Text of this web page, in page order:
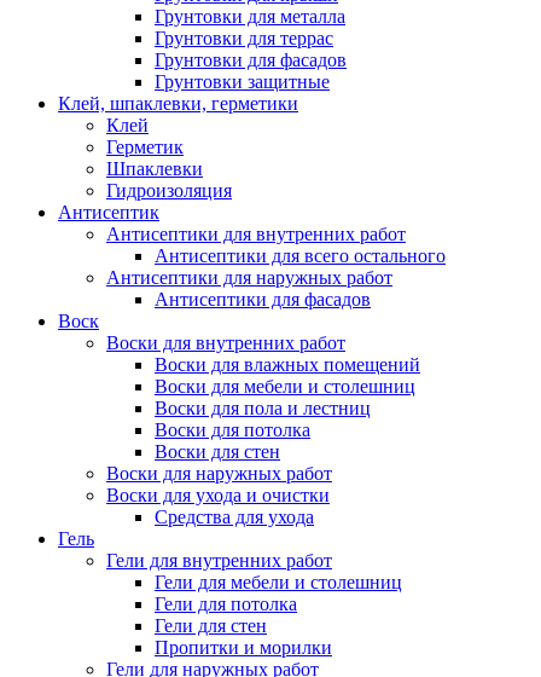
Грунтовки для металла
Грунтовки для террас
Грунтовки для фасадов
Грунтовки защитные
Клей, шпаклевки, герметики
Клей
Герметик
Шпаклевки
Гидроизоляция
Антисептик
Антисептики для внутренних работ
Антисептики для всего остального
Антисептики для наружных работ
Антисептики для фасадов
Воск
Воски для внутренних работ
Воски для влажных помещений
Воски для мебели и столешниц
Воски для пола и лестниц
Воски для потолка
Воски для стен
Воски для наружных работ
Воски для ухода и очистки
Средства для ухода
Гель
Гели для внутренних работ
Гели для мебели и столешниц
Гели для потолка
Гели для стен
Пропитки и морилки
Гели для наружных работ